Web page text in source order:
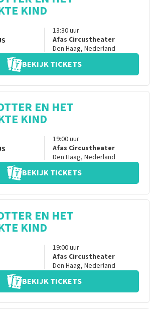
KIND
13:30uur
Afas Circustheater
Den Haag, Nederland
BEKIJK TICKETS
EN HET
KIND
19:00uur
Afas Circustheater
Den Haag, Nederland
BEKIJK TICKETS
EN HET
KIND
19:00uur
Afas Circustheater
Den Haag, Nederland
BEKIJK TICKETS